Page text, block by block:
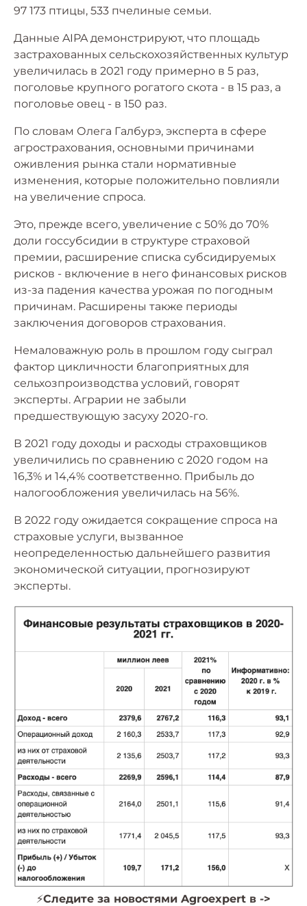
97 173 птицы, 533 пчелиные семьи.
Данные AIPA демонстрируют, что площадь
застрахованных сельскохозяйственных культур
увеличилась в 2021 году примерно в 5 раз,
поголовье крупного рогатого скота - в 15 раз, а
поголовье овец - в 150 раз.
По словам Олега Галбурэ, эксперта в сфере
агрострахования, основными причинами
оживления рынка стали нормативные
изменения, которые положительно повлияли
на увеличение спроса.
Это, прежде всего, увеличение с 50% до 70%
доли госсубсидии в структуре страховой
премии, расширение списка субсидируемых
рисков - включение в него финансовых рисков
из-за падения качества урожая по погодным
причинам. Расширены также периоды
заключения договоров страхования.
Немаловажную роль в прошлом году сыграл
фактор цикличности благоприятных для
сельхозпроизводства условий, говорят
эксперты. Аграрии не забыли
предшествующую засуху 2020-го.
В 2021 году доходы и расходы страховщиков
увеличились по сравнению с 2020 годом на
16,3% и 14,4% соответственно. Прибыль до
налогообложения увеличилась на 56%.
В 2022 году ожидается сокращение спроса на
страховые услуги, вызванное
неопределенностью дальнейшего развития
экономической ситуации, прогнозируют
эксперты.
⚡️Следите за новостями Agroexpert в ->